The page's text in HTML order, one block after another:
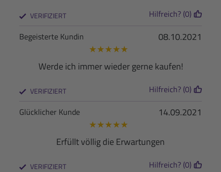
VERIFIZIERT Hilfreich? (0)
08.10.2021
Begeisterte Kundin
★★★★★
Werde ich immer wieder gerne kaufen!
VERIFIZIERT Hilfreich? (0)
14.09.2021
Glücklicher Kunde
★★★★★
Erfüllt völlig die Erwartungen
VERIFIZIERT Hilfreich? (0)